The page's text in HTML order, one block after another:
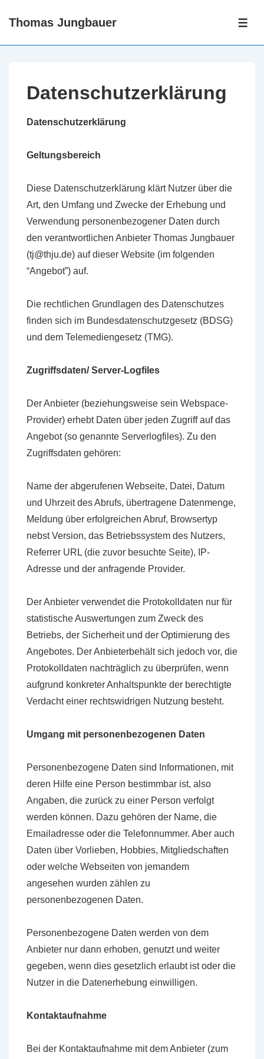
Thomas Jungbauer
Datenschutzerklärung
Datenschutzerklärung
Geltungsbereich
Diese Datenschutzerklärung klärt Nutzer über die
Art, den Umfang und Zwecke der Erhebung und
Verwendung personenbezogener Daten durch
den verantwortlichen Anbieter Thomas Jungbauer
(tj@thju.de) auf dieser Website (im folgenden
“Angebot”) auf.
Die rechtlichen Grundlagen des Datenschutzes
finden sich im Bundesdatenschutzgesetz (BDSG)
und dem Telemediengesetz (TMG).
Zugriffsdaten/ Server-Logfiles
Der Anbieter (beziehungsweise sein Webspace-
Provider) erhebt Daten über jeden Zugriff auf das
Angebot (so genannte Serverlogfiles). Zu den
Zugriffsdaten gehören:
Name der abgerufenen Webseite, Datei, Datum
und Uhrzeit des Abrufs, übertragene Datenmenge,
Meldung über erfolgreichen Abruf, Browsertyp
nebst Version, das Betriebssystem des Nutzers,
Referrer URL (die zuvor besuchte Seite), IP-
Adresse und der anfragende Provider.
Der Anbieter verwendet die Protokolldaten nur für
statistische Auswertungen zum Zweck des
Betriebs, der Sicherheit und der Optimierung des
Angebotes. Der Anbieterbehält sich jedoch vor, die
Protokolldaten nachträglich zu überprüfen, wenn
aufgrund konkreter Anhaltspunkte der berechtigte
Verdacht einer rechtswidrigen Nutzung besteht.
Umgang mit personenbezogenen Daten
Personenbezogene Daten sind Informationen, mit
deren Hilfe eine Person bestimmbar ist, also
Angaben, die zurück zu einer Person verfolgt
werden können. Dazu gehören der Name, die
Emailadresse oder die Telefonnummer. Aber auch
Daten über Vorlieben, Hobbies, Mitgliedschaften
oder welche Webseiten von jemandem
angesehen wurden zählen zu
personenbezogenen Daten.
Personenbezogene Daten werden von dem
Anbieter nur dann erhoben, genutzt und weiter
gegeben, wenn dies gesetzlich erlaubt ist oder die
Nutzer in die Datenerhebung einwilligen.
Kontaktaufnahme
Bei der Kontaktaufnahme mit dem Anbieter (zum